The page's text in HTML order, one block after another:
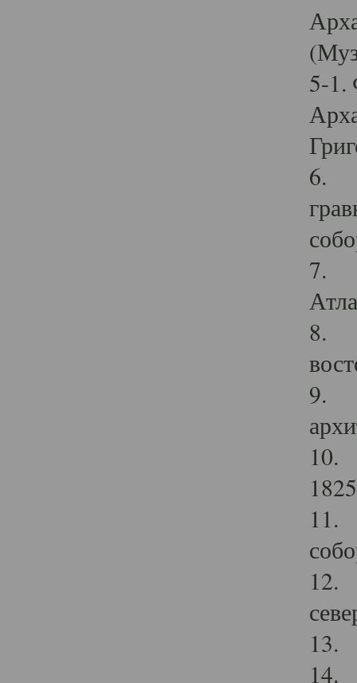
5-1.
6.
7.
8.
9.
10.
11.
12.
13.
14.